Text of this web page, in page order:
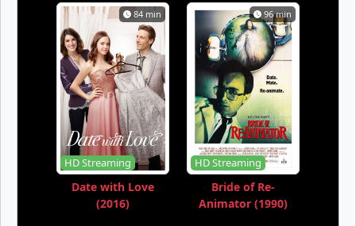
84 min
HD Streaming
Date with Love
(2016)
96 min
HD Streaming
Bride of Re-
Animator (1990)